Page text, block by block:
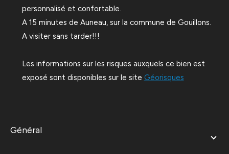
personnalisé et confortable.
A 15 minutes de Auneau, sur la commune de Gouillons.
A visiter sans tarder!!!
Les informations sur les risques auxquels ce bien est
exposé sont disponibles sur le site Géorisques
général